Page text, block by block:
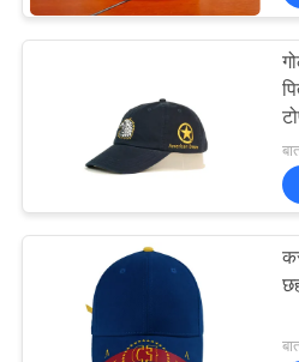
साइटमैप
POLICY